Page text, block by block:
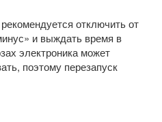
отключить от
и выждать время в
электроника может
поэтому перезапуск